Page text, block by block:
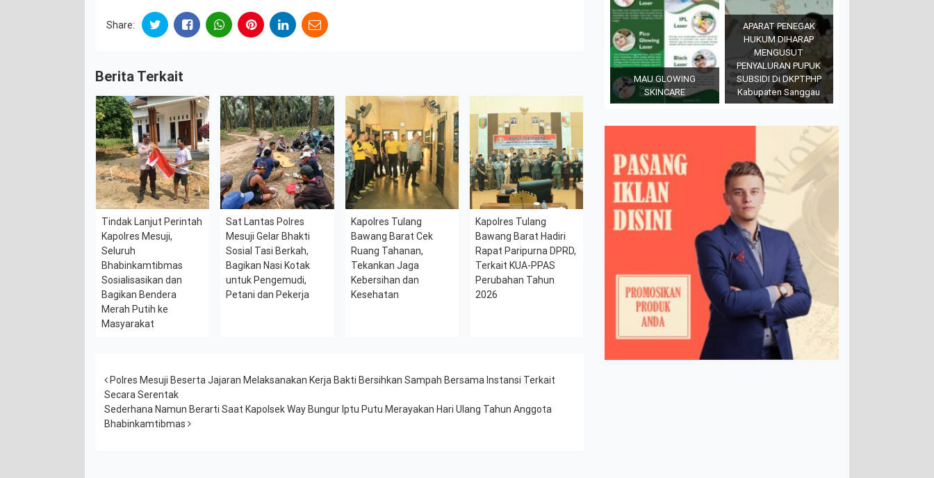
Share:
Berita Terkait
Tindak Lanjut Perintah
Kapolres Mesuji,
Seluruh
Bhabinkamtibmas
Sosialisasikan dan
Bagikan Bendera
Merah Putih ke
Masyarakat
Sat Lantas Polres
Mesuji Gelar Bhakti
Sosial Tasi Berkah,
Bagikan Nasi Kotak
untuk Pengemudi,
Petani dan Pekerja
Kapolres Tulang
Bawang Barat Cek
Ruang Tahanan,
Tekankan Jaga
Kebersihan dan
Kesehatan
Kapolres Tulang
Bawang Barat Hadiri
Rapat Paripurna DPRD,
Terkait KUA-PPAS
Perubahan Tahun
2026
Post navigation
Polres Mesuji Beserta Jajaran Melaksanakan Kerja Bakti Bersihkan Sampah Bersama Instansi Terkait
Secara Serentak
Sederhana Namun Berarti Saat Kapolsek Way Bungur Iptu Putu Merayakan Hari Ulang Tahun Anggota
Bhabinkamtibmas
MAU GLOWING
SKINCARE
APARAT PENEGAK
HUKUM DIHARAP
MENGUSUT
PENYALURAN PUPUK
SUBSIDI Di DKPTPHP
Kabupaten Sanggau